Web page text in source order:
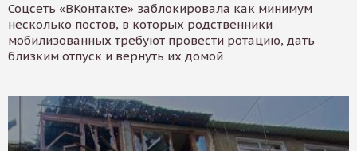
Соцсеть «ВКонтакте» заблокировала как минимум
несколько постов, в которых родственники
мобилизованных требуют провести ротацию, дать
близким отпуск и вернуть их домой